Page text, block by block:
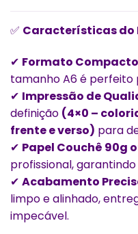
✅ Características do
✔ Formato
tamanho A6 é perfeito
✔ Impressão de
definição (4×0 –
frente e verso) para
✔ Papel Couchê 90g
profissional,
✔ Acabamento
limpo e alinhado,
impecável.